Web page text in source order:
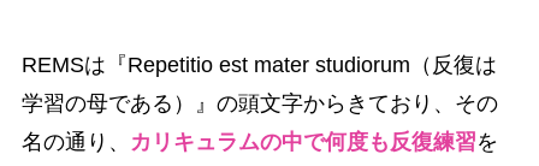
REMSは『Repetitio est mater studiorum（反復は
学習の母である）』の頭文字からきており、その
名の通り、
カリキュラムの中で何度も反復練習を